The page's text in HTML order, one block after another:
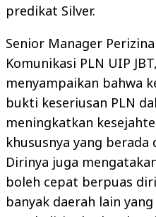
predikat Silver.
Senior Manager
Komunikasi PLN UIP
menyampaikan bahwa
bukti keseriusan PLN
meningkatkan
khususnya yang
Dirinya juga
boleh cepat berpuas
banyak daerah lain